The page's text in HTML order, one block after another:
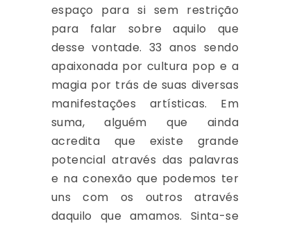
espaço para si sem restrição
para falar sobre aquilo que
desse vontade. 33 anos sendo
apaixonada por cultura pop e a
magia por trás de suas diversas
manifestações artísticas. Em
suma, alguém que ainda
acredita que existe grande
potencial através das palavras
e na conexão que podemos ter
uns com os outros através
daquilo que amamos. Sinta-se